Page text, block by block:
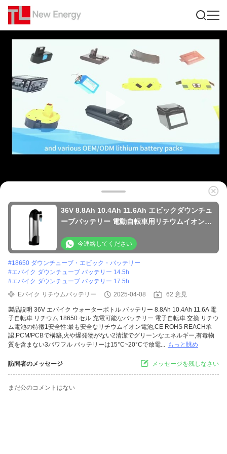
36V 8.8Ah 10.4Ah 11.6Ah エビックダウンチュ
ーブバッテリー 電動自転車用リチウムイオンバ
今連絡してください
#18650 ダウンチューブ・エビック・バッテリー
#エバイク ダウンチューブ バッテリー 14.5h
#エバイク ダウンチューブ バッテリー 17.5h
Eバイク リチウムバッテリー
2025-04-08 62 意見
製品説明 36V エバイク ウォーターボトル バッテリー 8.8Ah 10.4Ah 11.6A 電
子自転車 リチウム 18650 セル 充電可能なバッテリー 電子自転車 交換 リチウ
ム電池の特徴1安全性:最も安全なリチウムイオン電池,CE ROHS REACH承
認,PCM/PCBで構築,火や爆発物がない2清潔でグリーンなエネルギー,有毒物
質を含まない3パワフル バッテリーは15°C~20°Cで放電... もっと眺め
訪問者のメッセージ メッセージを残しなさい
まだ公のコメントはない